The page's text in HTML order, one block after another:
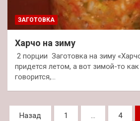
ЗАГОТОВКА
Харчо на зиму
2 порции Заготовка на зиму
придется летом, а вот зимой-то
говорится,…
Пагинация
Назад 1 … 4